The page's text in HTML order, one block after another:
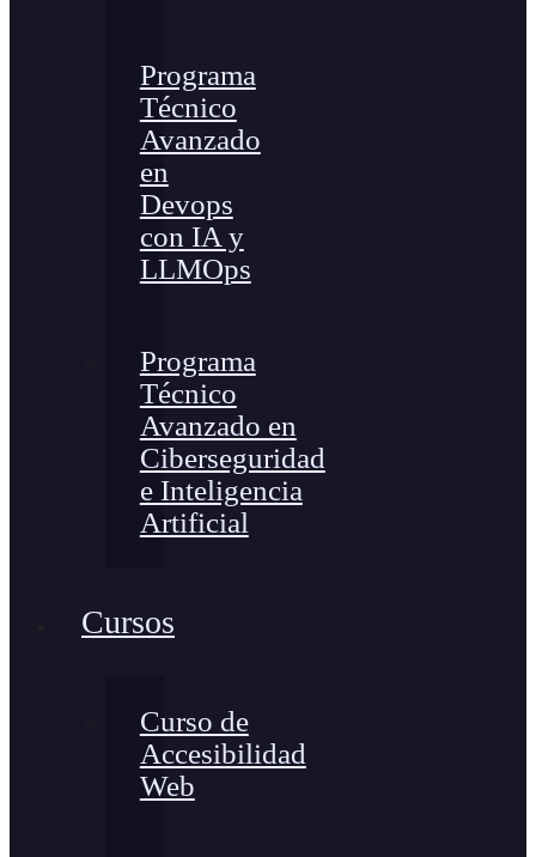
Programa
Técnico
Avanzado
en
Devops
con IA y
LLMOps
Programa
Técnico
Avanzado en
Ciberseguridad
e Inteligencia
Artificial
Cursos
Curso de
Accesibilidad
Web